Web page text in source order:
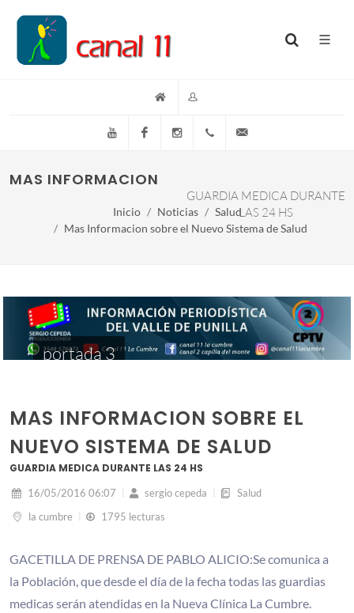
YouTube FacebookInstagram(+54)(9)3548-576073
MAS INFORMACION SOBRE EL NUEVO
GUARDIA MEDICA DURANTE
LAS 24 HS
Inicio Noticias
Salud
Mas Informacion sobre el Nuevo Sistema de Salud
portada 3
MAS INFORMACION SOBRE EL
NUEVO SISTEMA DE SALUD
GUARDIA MEDICA DURANTE LAS 24 HS
16/05/2016 06:07 sergio cepeda
Salud
la cumbre
1795 lecturas
GACETILLA DE PRENSA DE PABLO ALICIO:Se comunica a
la Población, que desde el día de la fecha todas las guardias
medicas serán atendidas en la Nueva Clínica La Cumbre.